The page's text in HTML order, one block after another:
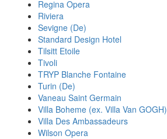
Regina Opera
Riviera
Sevigne (De)
Standard Design Hotel
Tilsitt Etoile
Tivoli
TRYP Blanche Fontaine
Turin (De)
Vaneau Saint Germain
Villa Boheme (ex. Villa Van GOGH)
Villa Des Ambassadeurs
Wilson Opera